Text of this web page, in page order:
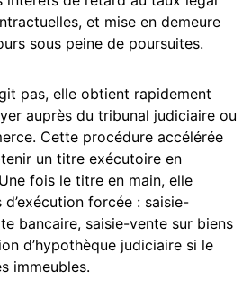
et mise en demeure
sous peine de poursuites.
pas, elle obtient rapidement
auprès du tribunal judiciaire ou
Cette procédure accélérée
un titre exécutoire en
fois le titre en main, elle
forcée : saisie-
bancaire, saisie-vente sur biens
d’hypothèque judiciaire si le
immeubles.